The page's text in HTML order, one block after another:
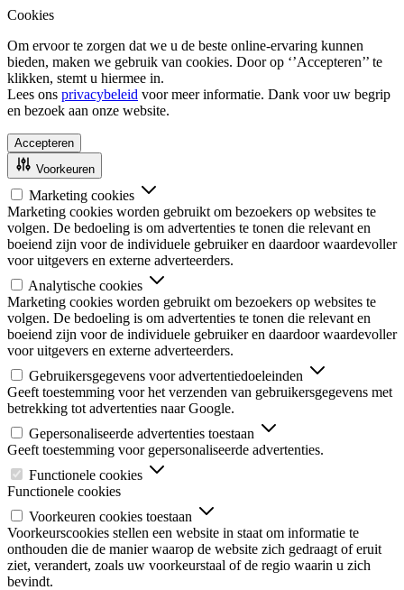
Cookies
Om ervoor te zorgen dat we u de beste online-ervaring kunnen
bieden, maken we gebruik van cookies. Door op ‘’Accepteren’’ te
klikken, stemt u hiermee in.
Lees ons privacybeleid voor meer informatie. Dank voor uw begrip
en bezoek aan onze website.
Accepteren
Voorkeuren
Marketing cookies
Marketing cookies worden gebruikt om bezoekers op websites te
volgen. De bedoeling is om advertenties te tonen die relevant en
boeiend zijn voor de individuele gebruiker en daardoor waardevoller
voor uitgevers en externe adverteerders.
Analytische cookies
Marketing cookies worden gebruikt om bezoekers op websites te
volgen. De bedoeling is om advertenties te tonen die relevant en
boeiend zijn voor de individuele gebruiker en daardoor waardevoller
voor uitgevers en externe adverteerders.
Gebruikersgegevens voor advertentiedoeleinden
Geeft toestemming voor het verzenden van gebruikersgegevens met
betrekking tot advertenties naar Google.
Gepersonaliseerde advertenties toestaan
Geeft toestemming voor gepersonaliseerde advertenties.
Functionele cookies
Functionele cookies
Voorkeuren cookies toestaan
Voorkeurscookies stellen een website in staat om informatie te
onthouden die de manier waarop de website zich gedraagt of eruit
ziet, verandert, zoals uw voorkeurstaal of de regio waarin u zich
bevindt.